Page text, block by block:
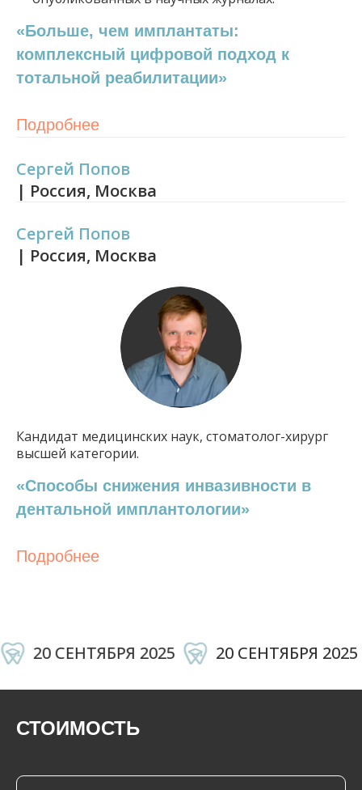
«Больше, чем имплантаты:
комплексный цифровой подход к
тотальной реабилитации»
Подробнее
Сергей Попов
| Россия, Москва
Сергей Попов
| Россия, Москва
Кандидат медицинских наук, стоматолог-хирург
высшей категории.
«Способы снижения инвазивности в
дентальной имплантологии»
Подробнее
20 СЕНТЯБРЯ 2025 20 СЕНТЯБРЯ 2025
СТОИМОСТЬ